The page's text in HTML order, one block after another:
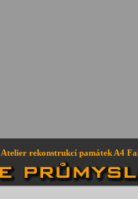
Atelier rekonstrukcí památek A4